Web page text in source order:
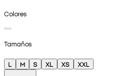
Colores
Tamaños
L M S XL XS
XXL